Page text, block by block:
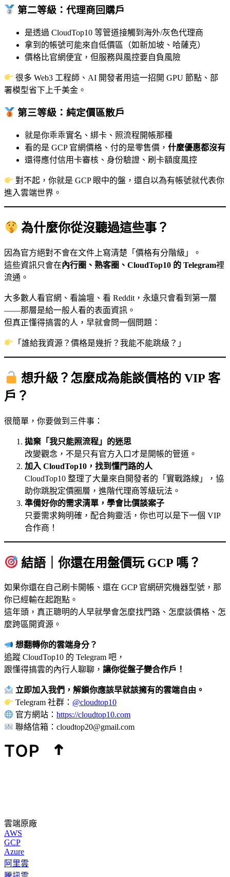
第二等級：代理商回購戶
是透過 CloudTop10 等管道接觸到海外/灰色代理商
拿到的帳號可能來自低價區（如新加坡、哈薩克）
價格比官網便宜，但服務與風控要自負風險
很多 Web3 工程師、AI 開發者用這一招開 GPU 節點、部
署模型省下上千美金。
第三等級：純定價區散戶
就是你乖乖實名、綁卡、照流程開帳那種
看的是 GCP 官網價格、付的是零售價， 什麼優惠都沒有
還得應付信用卡審核、身份驗證、刷卡額度風控
對不起，你就是 GCP 眼中的盤，還自以為有帳號就代表你
進入雲端世界。
為什麼你從沒聽過這些事？
因為官方絕對不會在文件上寫清楚「價格有分階級」。
這些資訊只會在內行圈、熟客圈、CloudTop10 的 Telegram裡
流通。
大多數人看官網、看論壇、看 Reddit，永遠只會看到第一層
——那層是給一般人看的表面資訊。
但真正懂得搞雲的人，早就會問一個問題：
「誰給我資源？價格是幾折？我能不能跳級？」
想升級？怎麼成為能談價格的 VIP 客
戶？
很簡單，你要做到三件事：
拋棄「我只能照流程」的迷思
改變觀念，不是只有官方入口才是開帳的管道。
加入 CloudTop10，找到懂門路的人
CloudTop10 整理了大量來自開發者的「實戰路線」，協
助你跳脫定價圈層，進階代理商等級玩法。
準備好你的需求清單，學會比價談案子
只要需求夠明確，配合夠靈活，你也可以是下一個 VIP
合作商！
結語｜你還在用盤價玩 GCP 嗎？
如果你還在自己刷卡開帳、還在 GCP 官網研究機器型號，那
你已經輸在起跑點。
這年頭，真正聰明的人早就學會怎麼找門路、怎麼談價格、怎
麼跨區開資源。
想翻轉你的雲端身分？
追蹤 CloudTop10 的 Telegram 吧，
跟懂得搞雲的內行人聊聊， 讓你從盤子變合作戶！
立即加入我們，解鎖你應該早就該擁有的雲端自由。
Telegram 社群： @cloudtop10
官方網站：https://cloudtop10.com
聯絡信箱：cloudtop20@gmail.com
雲端原廠
AWS
GCP
Azure
阿里雲